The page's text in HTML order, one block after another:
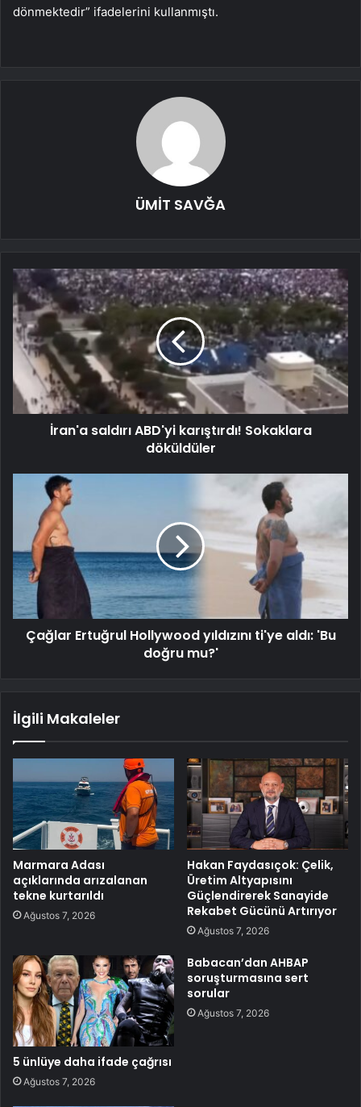
dönmektedir” ifadelerini kullanmıştı.
ÜMİT SAVĞA
İran'a saldırı ABD'yi karıştırdı! Sokaklara
döküldüler
Çağlar Ertuğrul Hollywood yıldızını ti'ye aldı: 'Bu
doğru mu?'
İlgili Makaleler
Marmara Adası
açıklarında arızalanan
tekne kurtarıldı
Ağustos 7, 2026
Hakan Faydasıçok: Çelik,
Üretim Altyapısını
Güçlendirerek Sanayide
Rekabet Gücünü Artırıyor
Ağustos 7, 2026
5 ünlüye daha ifade çağrısı
Ağustos 7, 2026
Babacan’dan AHBAP
soruşturmasına sert
sorular
Ağustos 7, 2026